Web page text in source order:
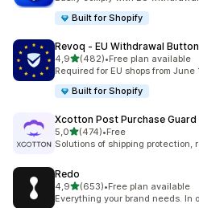
Built for Shopify
Revoq ‑ EU Withdrawal Button
4,9z 5 hvězd
(482)
Celkový počet recenzí: 482
•Free plan available
Required for EU shops from
Built for Shopify
Xcotton Post Purchase Guard
5,0z 5 hvězd
(474)
Celkový počet recenzí: 474
•Free
Solutions of shipping
Redo
4,9z 5 hvězd
(653)
Celkový počet recenzí: 653
•Free plan available
Everything your brand needs. In